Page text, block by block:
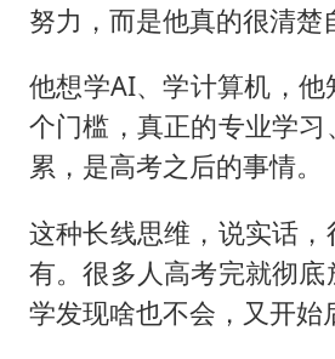
努力，而是他真的很清楚
他想学AI、学计算机，
个门槛，真正的专业学
累，是高考之后的事情。
这种长线思维，说实话
有。很多人高考完就彻
学发现啥也不会，又开始